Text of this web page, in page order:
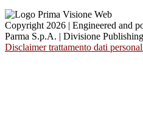
Copyright 2026 | Engineered and
Parma S.p.A. | Divisione
Disclaimer trattamento dati